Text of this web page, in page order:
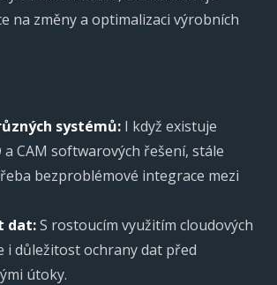
na změny a optimalizaci výrobních
systémů: I když existuje
a CAM softwarových řešení, stále
bezproblémové integrace mezi
dat:S rostoucím využitím cloudových
i důležitost ochrany dat před
útoky.